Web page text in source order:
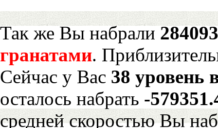
Так же Вы набрали
гранатами.
Сейчас у Вас 38 уровень
осталось набрать -
средней скоростью Вы